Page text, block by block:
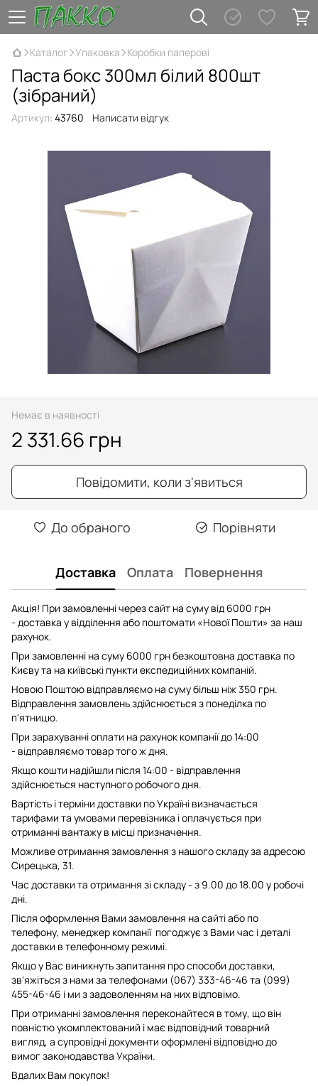
Каталог Упаковка Коробки паперові
Паста бокс 300мл білий 800шт
(зібраний)
Артикул: 43760 Написати відгук
Немає в наявності
2 331.66 грн
Повідомити, коли з'явиться
До обраного Порівняти
Доставка Оплата Повернення
Акція! При замовленні через сайт на суму від 6000 грн
- доставка у відділення або поштомати «Нової Пошти» за наш
рахунок.
При замовленні на суму 6000 грн безкоштовна доставка по
Києву та на київські пункти експедиційних компаній.
Новою Поштою відправляємо на суму більш ніж 350 грн.
Відправлення замовлень здійснюється з понеділка по
п'ятницю.
При зарахуванні оплати на рахунок компанії до 14:00
- відправляємо товар того ж дня.
Якщо кошти надійшли після 14:00 - відправлення
здійснюється наступного робочого дня.
Вартість і терміни доставки по Україні визначається
тарифами та умовами перевізника і оплачується при
отриманні вантажу в місці призначення.
Можливе отримання замовлення з нашого складу за адресою
Сирецька, 31.
Час доставки та отримання зі складу - з 9.00 до 18.00 у робочі
дні.
Після оформлення Вами замовлення на сайті або по
телефону, менеджер компанії погоджує з Вами час і деталі
доставки в телефонному режимі.
Якщо у Вас виникнуть запитання про способи доставки,
зв'яжіться з нами за телефонами (067) 333-46-46 та (099)
455-46-46 і ми з задоволенням на них відповімо.
При отриманні замовлення переконайтеся в тому, що він
повністю укомплектований і має відповідний товарний
вигляд, а супровідні документи оформлені відповідно до
вимог законодавства України.
Вдалих Вам покупок!